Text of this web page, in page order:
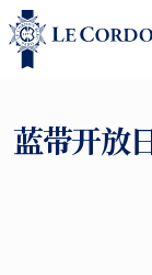
蓝带开放